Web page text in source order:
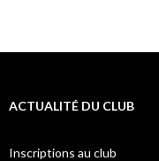
ACTUALITÉ DU CLUB
Inscriptions au club